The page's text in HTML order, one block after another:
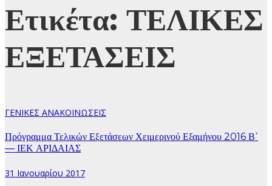
Ετικέτα: ΤΕΛΙΚΕΣ
ΕΞΕΤΑΣΕΙΣ
ΓΕΝΙΚΕΣ ΑΝΑΚΟΙΝΩΣΕΙΣ
Πρόγραμμα Τελικών Εξετάσεων Χειμερινού Εξαμήνου 2016 Β΄
— ΙΕΚ ΑΡΙΔΑΙΑΣ
31 Ιανουαρίου 2017